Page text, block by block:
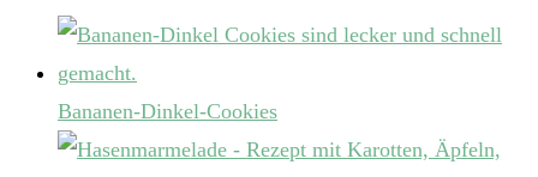
Bananen-Dinkel-Cookies